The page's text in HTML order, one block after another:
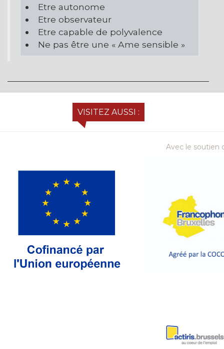
Etre autonome
Etre observateur
Etre capable de polyvalence
Ne pas être une « Ame sensible »
VISITEZ AUSSI :
Avec le soutien